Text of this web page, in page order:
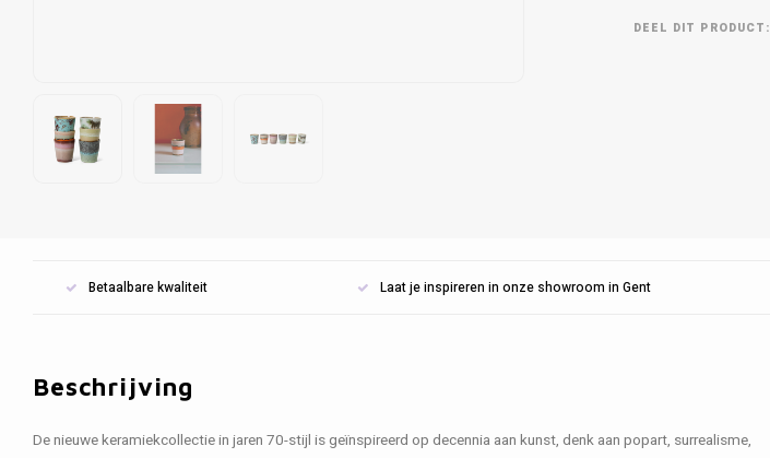
DEEL DIT PRODUCT:
Betaalbare kwaliteit Laat je inspireren in onze showroom in Gent
Beschrijving
De nieuwe keramiekcollectie in jaren 70-stijl is geïnspireerd op decennia aan kunst, denk aan popart, surrealisme,